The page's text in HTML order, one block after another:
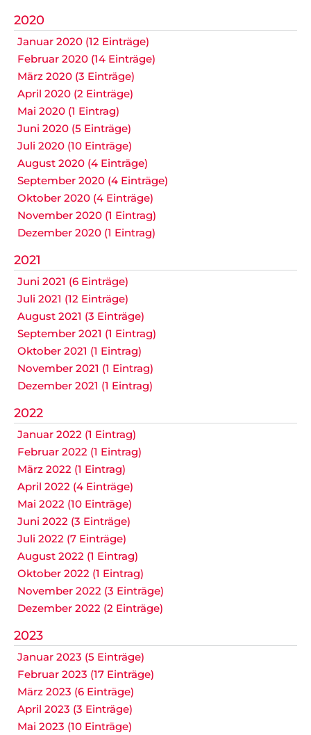
2020
Januar 2020 (12 Einträge)
Februar 2020 (14 Einträge)
März 2020 (3 Einträge)
April 2020 (2 Einträge)
Mai 2020 (1 Eintrag)
Juni 2020 (5 Einträge)
Juli 2020 (10 Einträge)
August 2020 (4 Einträge)
September 2020 (4 Einträge)
Oktober 2020 (4 Einträge)
November 2020 (1 Eintrag)
Dezember 2020 (1 Eintrag)
2021
Juni 2021 (6 Einträge)
Juli 2021 (12 Einträge)
August 2021 (3 Einträge)
September 2021 (1 Eintrag)
Oktober 2021 (1 Eintrag)
November 2021 (1 Eintrag)
Dezember 2021 (1 Eintrag)
2022
Januar 2022 (1 Eintrag)
Februar 2022 (1 Eintrag)
März 2022 (1 Eintrag)
April 2022 (4 Einträge)
Mai 2022 (10 Einträge)
Juni 2022 (3 Einträge)
Juli 2022 (7 Einträge)
August 2022 (1 Eintrag)
Oktober 2022 (1 Eintrag)
November 2022 (3 Einträge)
Dezember 2022 (2 Einträge)
2023
Januar 2023 (5 Einträge)
Februar 2023 (17 Einträge)
März 2023 (6 Einträge)
April 2023 (3 Einträge)
Mai 2023 (10 Einträge)